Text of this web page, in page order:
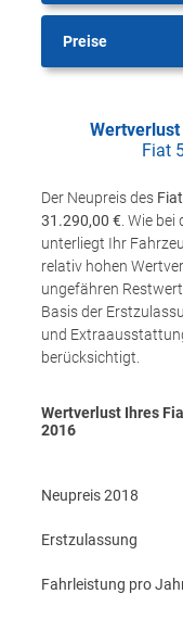
Preise
Fiat
Der Neupreis des
31.290,00 € . Wie
unterliegt Ihr
relativ hohen
ungefähren
Basis der
und
berücksichtigt.
Wertverlust Ihres
2016
Neupreis2018
Erstzulassung
Fahrleistung pro